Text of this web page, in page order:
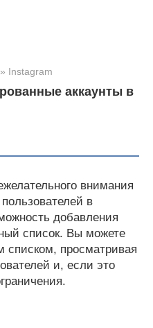
» Instagram
аккаунты в
внимания
в
добавления
список. Вы можете
списком, просматривая
и, если это